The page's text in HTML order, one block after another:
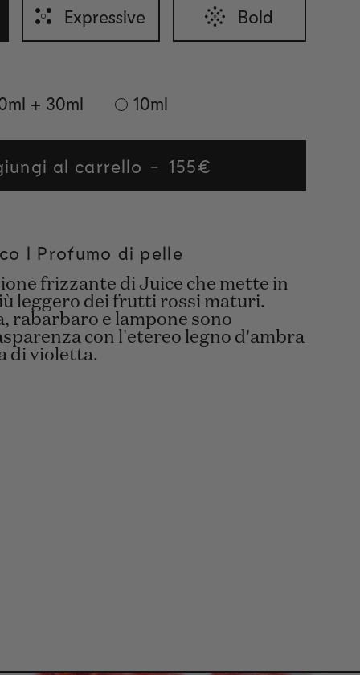
Expressive Bold
+ 30ml 10ml
al carrello
Regular
price
155€
l Profumo di pelle
frizzante di Juice che mette in
leggero dei frutti rossi maturi.
rabarbaro e lampone sono
con l'etereo legno d'ambra
di violetta.